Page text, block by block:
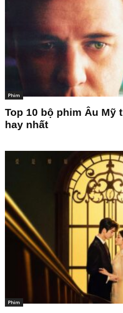
Phim
Top 10 bộ phim Âu Mỹ
hay nhất
Phim